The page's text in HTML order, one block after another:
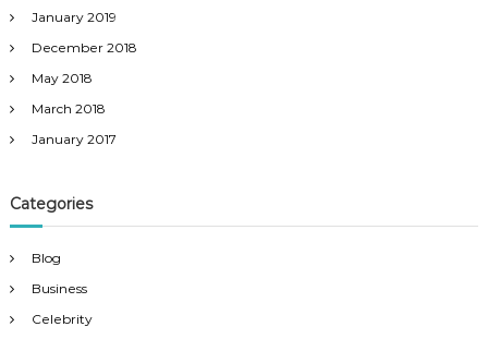
January 2019
December 2018
May 2018
March 2018
January 2017
Categories
Blog
Business
Celebrity